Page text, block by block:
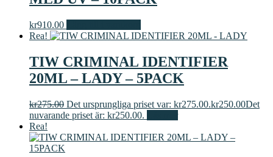
kr910.00
Rea!
TIW CRIMINAL IDENTIFIER
20ML – LADY – 5PACK
kr275.00 Det ursprungliga priset var: kr275.00.kr250.00Det
nuvarande priset är: kr250.00.
Rea!